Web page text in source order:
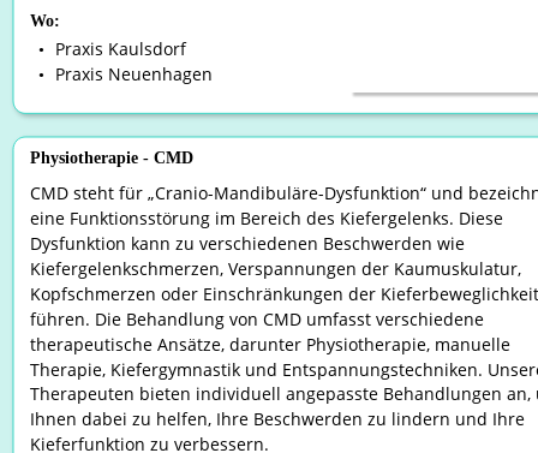
Wo:
•
Praxis Kaulsdorf
• Praxis Neuenhagen
Physiotherapie - CMD
CMD steht für „Cranio-Mandibuläre-Dysfunktion“ und
eine Funktionsstörung im Bereich des Kiefergelenks. Diese
Dysfunktion kann zu verschiedenen Beschwerden wie
Kiefergelenkschmerzen, Verspannungen der Kaumuskulatur,
Kopfschmerzen oder Einschränkungen der
führen. Die Behandlung von CMD umfasst verschiedene
therapeutische Ansätze, darunter Physiotherapie, manuelle
Therapie, Kiefergymnastik und Entspannungstechniken.
Therapeuten bieten individuell angepasste Behandlungen
Ihnen dabei zu helfen, Ihre Beschwerden zu lindern und Ihre
Kieferfunktion zu verbessern.